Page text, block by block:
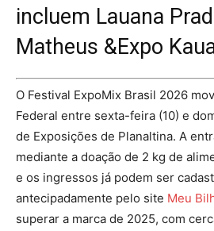
incluem Lauana
Matheus &Expo
O Festival ExpoMix Brasil 2026
Federal entre sexta-feira (10) e
de Exposições de Planaltina. A
mediante a doação de 2 kg de
e os ingressos já podem ser
antecipadamente pelo site Meu
superar a marca de 2025, com